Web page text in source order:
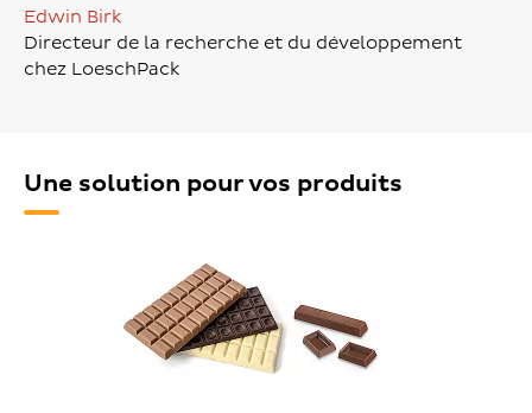
Edwin Birk
Directeur de la recherche et du développement
chez LoeschPack
Une solution pour vos produits